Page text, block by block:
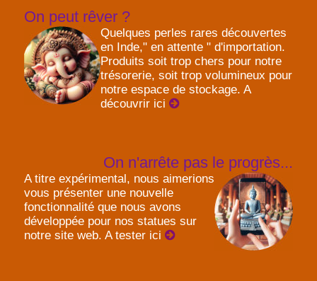
On peut rêver ?
Quelques perles rares découvertes
en Inde," en attente " d'importation.
Produits soit trop chers pour notre
trésorerie, soit trop volumineux pour
notre espace de stockage. A
découvrir ici
On n'arrête pas le progrès...
A titre expérimental, nous aimerions
vous présenter une nouvelle
fonctionnalité que nous avons
développée pour nos statues sur
notre site web. A tester ici